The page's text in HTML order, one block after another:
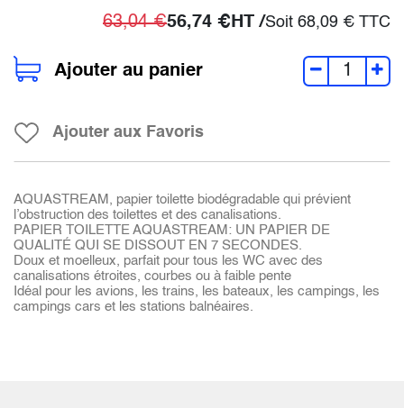
63,04€56,74 €HT /Soit 68,09 € TTC
Ajouter au panier
Ajouter aux Favoris
AQUASTREAM, papier toilette biodégradable qui prévient
l’obstruction des toilettes et des canalisations.
PAPIER TOILETTE AQUASTREAM: UN PAPIER DE
QUALITÉ QUI SE DISSOUT EN 7 SECONDES.
Doux et moelleux, parfait pour tous les WC avec des
canalisations étroites, courbes ou à faible pente
Idéal pour les avions, les trains, les bateaux, les campings, les
campings cars et les stations balnéaires.